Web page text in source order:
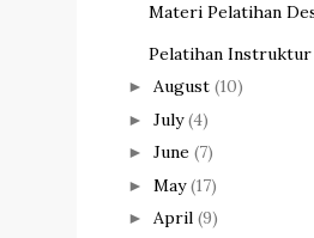
Materi Pelatihan
Pelatihan
► August (10)
► July (4)
► June (7)
► May (17)
► April (9)